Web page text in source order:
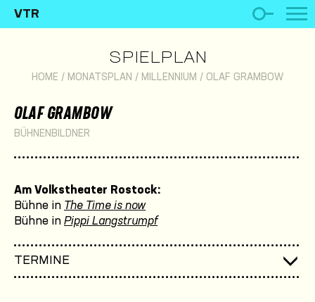
VTR
SPIELPLAN
HOME / MONATSPLAN / MILLENNIUM / OLAF GRAMBOW
OLAF GRAMBOW
BÜHNENBILDNER
Am Volkstheater Rostock:
Bühne in The Time is now
Bühne in Pippi Langstrumpf
TERMINE